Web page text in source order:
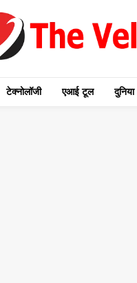
टेक्नोलॉजी एआई टूल दुनिया